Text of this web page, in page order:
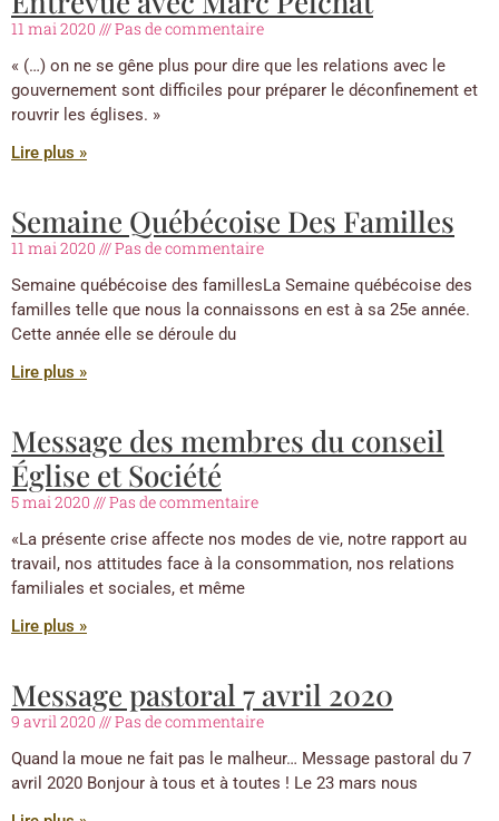
11 mai 2020 Pas de commentaire
« (…) on ne se gêne plus pour dire que les relations avec le
gouvernement sont difficiles pour préparer le déconfinement et
rouvrir les églises. »
Lire plus »
Semaine Québécoise Des Familles
11 mai 2020 Pas de commentaire
Semaine québécoise des famillesLa Semaine québécoise des
familles telle que nous la connaissons en est à sa 25e année.
Cette année elle se déroule du
Lire plus »
Message des membres du conseil
Église et Société
5 mai 2020 Pas de commentaire
«La présente crise affecte nos modes de vie, notre rapport au
travail, nos attitudes face à la consommation, nos relations
familiales et sociales, et même
Lire plus »
Message pastoral 7 avril 2020
9 avril 2020 Pas de commentaire
Quand la moue ne fait pas le malheur… Message pastoral du 7
avril 2020 Bonjour à tous et à toutes ! Le 23 mars nous